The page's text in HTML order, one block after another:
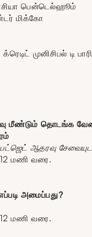
பென்டெல்ஹூம்
மிக்கோ
முனிசிபல்
மீண்டும் தொடங்க
பட்ஜெட் ஆதரவு
மணி வரை.
அமைப்பது?
மணி வரை.